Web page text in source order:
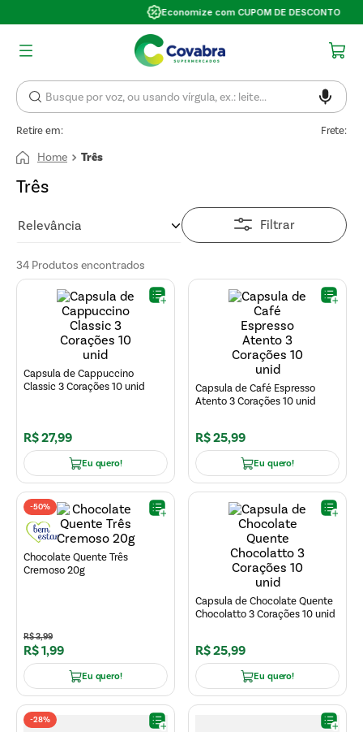
Economize com CUPOM DE DESCONTO
Retire em: Frete:
Três
Três
Relevância Filtrar
34 Produtos
Capsula de Cappuccino
Classic 3 Corações 10 unid
R$27,99
Eu quero!
Capsula de Café Espresso
Atento 3 Corações 10 unid
R$25,99
Eu quero!
-50%
Chocolate Quente Três
Cremoso 20g
R$3,99
R$1,99
Eu quero!
Capsula de Chocolate Quente
Chocolatto 3 Corações 10 unid
R$25,99
Eu quero!
-28%